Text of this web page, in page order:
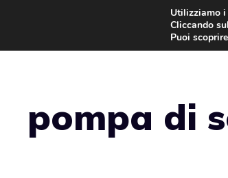
contenuto
pompa di
Utilizziamo
Cliccando
Puoi